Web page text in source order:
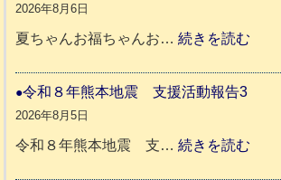
2026年8月6日
夏ちゃんお福ちゃんお…続きを読む
令和８年熊本地震 支援活動報告3
2026年8月5日
令和８年熊本地震 支…続きを読む